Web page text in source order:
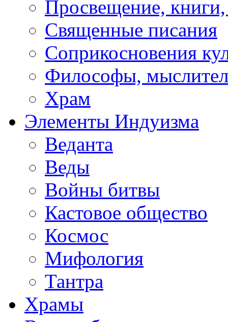
Просвещение, книги,
Священные писания
Соприкосновения
Философы,
Храм
Элементы Индуизма
Веданта
Веды
Войны битвы
Кастовое общество
Космос
Мифология
Тантра
Храмы